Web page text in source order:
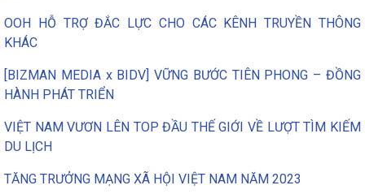
OOH HỖ TRỢ ĐẮC LỰC CHO CÁC KÊNH TRUYỀN THÔNG
KHÁC
[BIZMAN MEDIA x BIDV] VỮNG BƯỚC TIÊN PHONG – ĐỒNG
HÀNH PHÁT TRIỂN
VIỆT NAM VƯƠN LÊN TOP ĐẦU THẾ GIỚI VỀ LƯỢT TÌM KIẾM
DU LỊCH
TĂNG TRƯỞNG MẠNG XÃ HỘI VIỆT NAM NĂM 2023